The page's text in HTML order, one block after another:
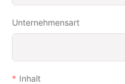
Unternehmensart
Inhalt